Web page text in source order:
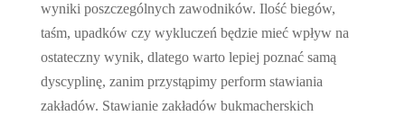
wyniki poszczególnych zawodników. Ilość biegów,
taśm, upadków czy wykluczeń będzie mieć wpływ na
ostateczny wynik, dlatego warto lepiej poznać samą
dyscyplinę, zanim przystąpimy perform stawiania
zakładów. Stawianie zakładów bukmacherskich